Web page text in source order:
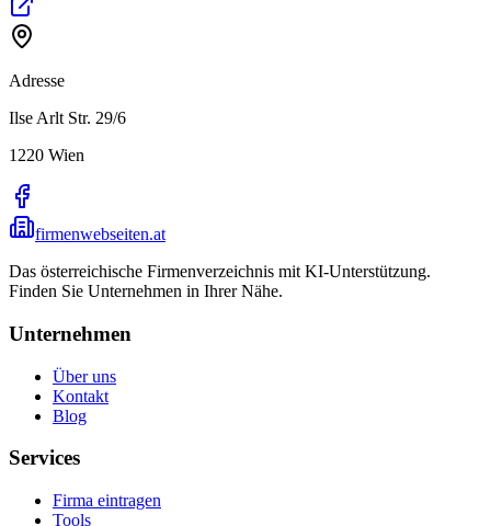
Adresse
Ilse Arlt Str. 29/6
1220 Wien
firmenwebseiten.at
Das österreichische Firmenverzeichnis mit KI-Unterstützung.
Finden Sie Unternehmen in Ihrer Nähe.
Unternehmen
Über uns
Kontakt
Blog
Services
Firma eintragen
Tools